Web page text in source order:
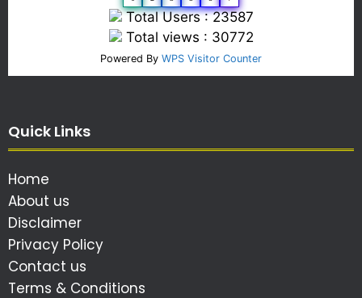
Total Users : 23587
Total views : 30772
Powered By WPS Visitor Counter
Quick Links
Home
About us
Disclaimer
Privacy Policy
Contact us
Terms & Conditions